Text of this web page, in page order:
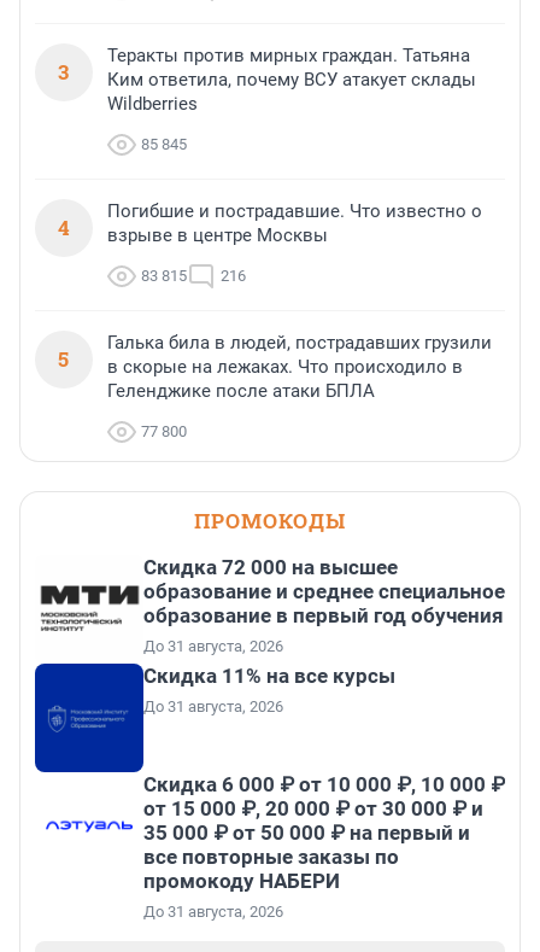
3
Теракты против мирных граждан. Татьяна
Ким ответила, почему ВСУ атакует склады
Wildberries
85 845
4
Погибшие и пострадавшие. Что известно о
взрыве в центре Москвы
83 815 216
5
Галька била в людей, пострадавших грузили
в скорые на лежаках. Что происходило в
Геленджике после атаки БПЛА
77 800
ПРОМОКОДЫ
Скидка 72 000 на высшее
образование и среднее специальное
образование в первый год обучения
До 31 августа, 2026
Скидка 11% на все курсы
До 31 августа, 2026
Скидка 6 000 ₽ от 10 000 ₽, 10 000 ₽
от 15 000 ₽, 20 000 ₽ от 30 000 ₽ и
35 000 ₽ от 50 000 ₽ на первый и
все повторные заказы по
промокоду НАБЕРИ
До 31 августа, 2026